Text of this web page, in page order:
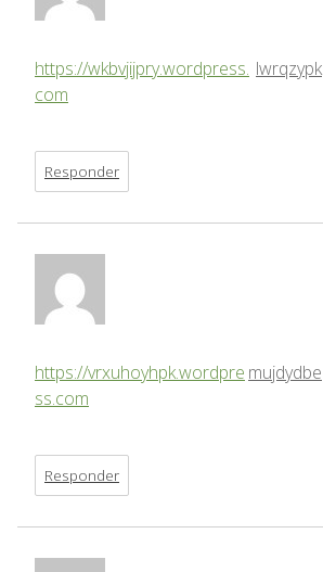
lwrqzypk
https://wkbvjijpry.wordpress.
com
Responder
mujdydbe
https://vrxuhoyhpk.wordpre
ss.com
Responder